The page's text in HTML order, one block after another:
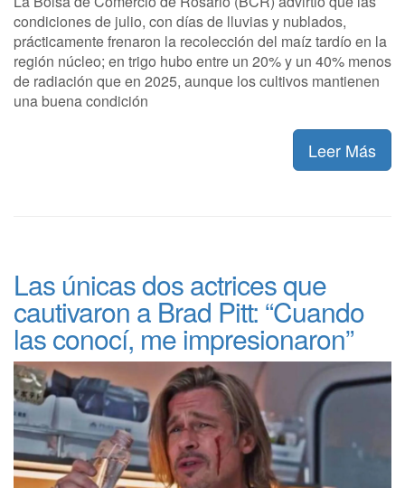
condiciones de julio, con días de lluvias y nublados,
prácticamente frenaron la recolección del maíz tardío en la
región núcleo; en trigo hubo entre un 20% y un 40% menos
de radiación que en 2025, aunque los cultivos mantienen
una buena condición
Leer Más
Las únicas dos actrices que
cautivaron a Brad Pitt: “Cuando
las conocí, me impresionaron”